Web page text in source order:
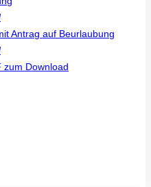
Antrag auf Beurlaubung
Download